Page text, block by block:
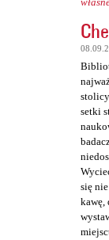
setki
się
kawę,